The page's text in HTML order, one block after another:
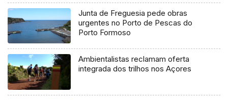
Junta de Freguesia pede obras
urgentes no Porto de Pescas do
Porto Formoso
Ambientalistas reclamam oferta
integrada dos trilhos nos Açores